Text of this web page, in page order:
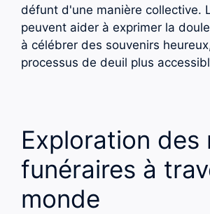
défunt d'une manière collective.
peuvent aider à exprimer la
à célébrer des souvenirs
processus de deuil plus
Exploration des
funéraires à
monde